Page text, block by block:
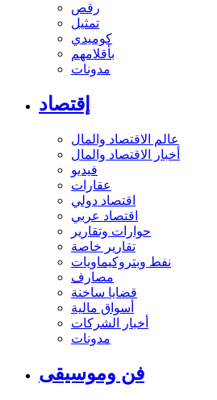
رقص
تمثيل
كوميدي
بأقلامهم
مدونات
إقتصاد
عالم الاقتصاد والمال
أخبار الاقتصاد والمال
فيديو
عقارات
اقتصاد دولي
اقتصاد عربي
حوارات وتقارير
تقارير خاصة
نفط وبتروكيماويات
مصارف
قضايا ساخنة
أسواق مالية
أخبار الشركات
مدونات
فن وموسيقى